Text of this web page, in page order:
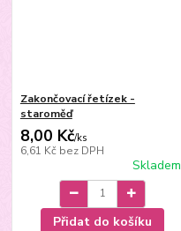
Zakončovací řetízek -
staroměď
8,00 Kč/ks
6,61 Kč bez DPH
Skladem
Přidat do košíku